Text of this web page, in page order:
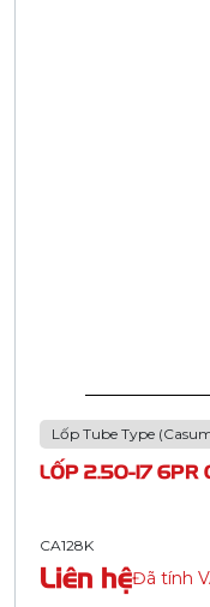
Lốp Tube Type
LỐP 2.50-17 6PR
CA128K
Liên hệĐã tính